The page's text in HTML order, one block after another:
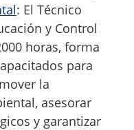
: El Técnico
y Control
horas, forma
para
la
asesorar
y garantizar